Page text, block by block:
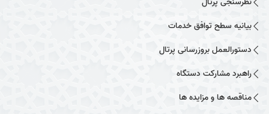
بیانیه سطح توافق خدمات
دستورالعمل بروزرسانی پرتال
راهبرد مشارکت دستگاه
مناقصه ها و مزایده ها